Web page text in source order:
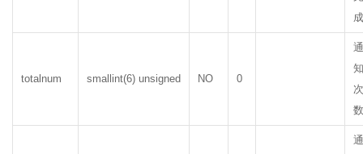
成
totalnum smallint(6) unsigned NO 0
通
知
次
数
通